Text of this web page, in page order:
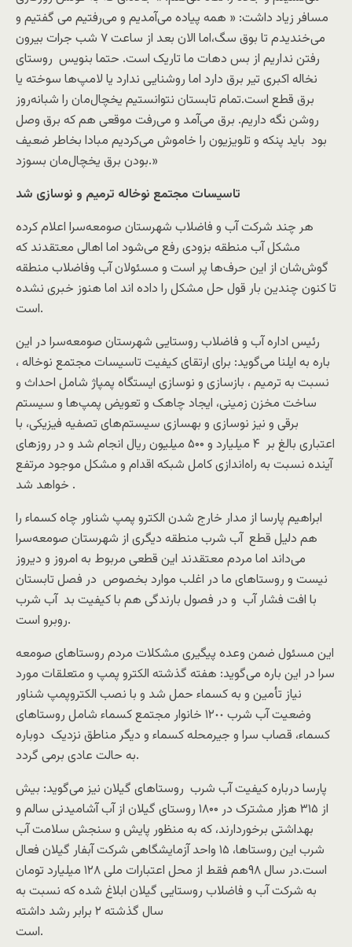
مسافر زیاد داشت: « همه پیاده می‌آمدیم و می‌رفتیم می گفتیم و
می‌خندیدم تا بوق سگ،اما الان بعد از ساعت ۷ شب جرات بیرون
رفتن نداریم از بس دهات ما تاریک است. حتما بنویس روستای
نخاله اکبری تیر برق دارد اما روشنایی ندارد یا لامپ‌ها سوخته یا
برق قطع است.تمام تابستان نتوانستیم یخچال‌مان را شبانه‌روز
روشن نگه داریم. برق می‌آمد و می‌رفت موقعی هم که برق وصل
بود باید پنکه و تلویزیون را خاموش می‌کردیم مبادا بخاطر ضعیف
بودن برق یخچال‌مان بسوزد.»
تاسیسات مجتمع نوخاله ترمیم و نوسازی شد
هر چند شرکت آب و فاضلاب شهرستان صومعه‌سرا اعلام کرده
مشکل آب منطقه بزودی رفع می‌شود اما اهالی معتقدند که
گوش‌شان از این حرف‌ها پر است و مسئولان آب وفاضلاب منطقه
تا کنون چندین بار قول حل مشکل را داده اند اما هنوز خبری نشده
است.
رئیس اداره آب و فاضلاب روستایی شهرستان صومعه‌سرا در این
باره به ایلنا می‌گوید: برای ارتقای کیفیت تاسیسات مجتمع نوخاله ،
نسبت به ترمیم ، بازسازی و نوسازی ایستگاه پمپاژ شامل احداث و
ساخت مخزن زمینی، ایجاد چاهک و تعویض پمپ‌ها و سیستم
برقی و نیز نوسازی و بهسازی سیستم‌های تصفیه فیزیکی، با
اعتباری بالغ بر ۴ میلیارد و ۵۰۰ میلیون ریال انجام شد و در روزهای
آینده نسبت به راه‌اندازی کامل شبکه اقدام و مشکل موجود مرتفع
خواهد شد .
ابراهیم پارسا از مدار خارج شدن الکترو پمپ شناور چاه کسماء را
هم دلیل قطع آب شرب منطقه دیگری از شهرستان صومعه‌سرا
می‌داند اما مردم معتقدند این قطعی مربوط به امروز و دیروز
نیست و روستاهای ما در اغلب موارد بخصوص در فصل تابستان
با افت فشار آب و در فصول بارندگی هم با کیفیت بد آب شرب
روبرو است.
این مسئول ضمن وعده پیگیری مشکلات مردم روستاهای صومعه
سرا در این باره می‌گوید: هفته گذشته الکترو پمپ و متعلقات مورد
نیاز تأمین و به کسماء حمل شد و با نصب الکتروپمپ شناور
وضعیت آب شرب ١٢٠٠ خانوار مجتمع کسماء شامل روستاهاى
کسماء، قصاب سرا و جیرمحله کسماء و دیگر مناطق نزدیک دوباره
به حالت عادی برمی گردد.
پارسا درباره کیفیت آب شرب روستاهای گیلان نیز می‌گوید: بیش
از ۳۱۵ هزار مشترک در ۱۸۰۰ روستای گیلان از آب آشامیدنی سالم و
بهداشتی برخوردارند، که به منظور پایش و سنجش سلامت آب
شرب این روستاها، ۱۵ واحد آزمایشگاهی شرکت آبفار گیلان فعال
است.در سال ۹۸هم فقط از محل اعتبارات ملی ۱۲۸ میلیارد تومان
به شرکت آب و فاضلاب روستایی گیلان ابلاغ شده که نسبت به
سال گذشته ۲ برابر رشد داشته
است.